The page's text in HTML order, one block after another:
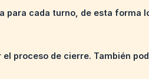
para cada turno, de esta forma
proceso de cierre. También